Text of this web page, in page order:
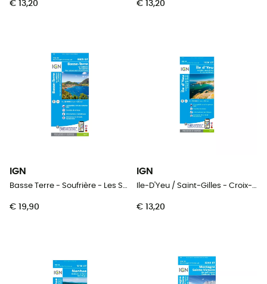
€ 13,20 € 13,20
IGN
Basse Terre - Soufrière - Les Saintes
€ 19,90
IGN
Ile-D'Yeu / Saint-Gilles - Croix-De-Vie
€ 13,20